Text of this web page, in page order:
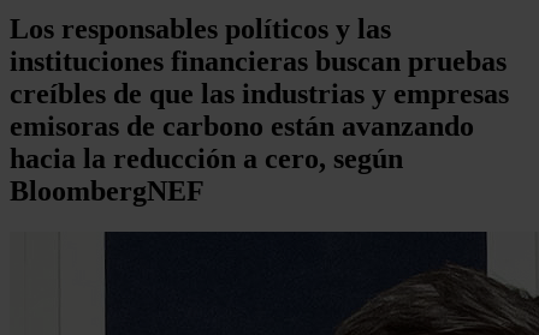
Los responsables políticos y las
instituciones financieras buscan pruebas
creíbles de que las industrias y empresas
emisoras de carbono están avanzando
hacia la reducción a cero, según
BloombergNEF